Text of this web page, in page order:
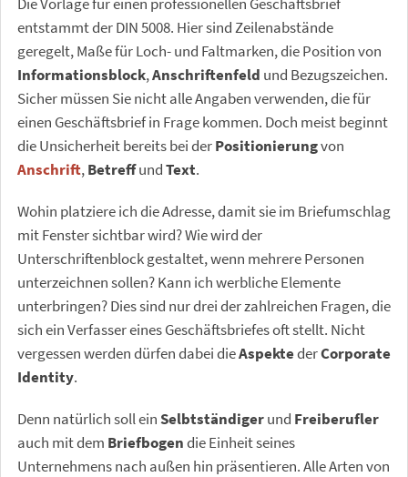
Die Vorlage für einen professionellen Geschäftsbrief
entstammt der DIN 5008. Hier sind Zeilenabstände
geregelt, Maße für Loch- und Faltmarken, die Position von
Informationsblock,Anschriftenfeld und Bezugszeichen.
Sicher müssen Sie nicht alle Angaben verwenden, die für
einen Geschäftsbrief in Frage kommen. Doch meist beginnt
die Unsicherheit bereits bei derPositionierungvon
Anschrift,BetreffundText.
Wohin platziere ich die Adresse, damit sie im Briefumschlag
mit Fenster sichtbar wird? Wie wird der
Unterschriftenblock gestaltet, wenn mehrere Personen
unterzeichnen sollen? Kann ich werbliche Elemente
unterbringen? Dies sind nur drei der zahlreichen Fragen, die
sich ein Verfasser eines Geschäftsbriefes oft stellt. Nicht
vergessen werden dürfen dabei dieAspektederCorporate
Identity.
Denn natürlich soll einSelbtständigerund Freiberufler
auch mit dem Briefbogendie Einheit seines
Unternehmens nach außen hin präsentieren. Alle Arten von